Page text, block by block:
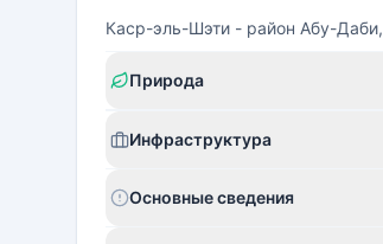
Каср-эль-Шэти - район Абу-
Природа
Инфраструктура
Основные сведения